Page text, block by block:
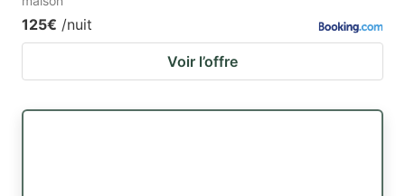
125€ /nuit
Voir l’offre